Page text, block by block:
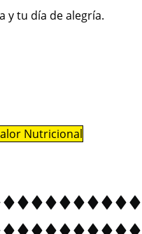
y tu día de alegría.
Nutricional